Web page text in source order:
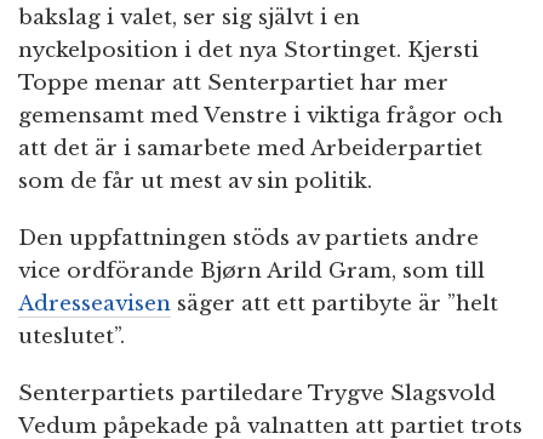
bakslag i valet, ser sig självt i en
nyckelposition i det nya Stortinget. Kjersti
Toppe menar att Senterpartiet har mer
gemensamt med Venstre i viktiga frågor och
att det är i samarbete med Arbeiderpartiet
som de får ut mest av sin politik.
Den uppfattningen stöds av partiets andre
vice ordförande Bjørn Arild Gram, som till
Adresseavisen säger att ett partibyte är ”helt
uteslutet”.
Senterpartiets partiledare Trygve Slagsvold
Vedum påpekade på valnatten att partiet trots